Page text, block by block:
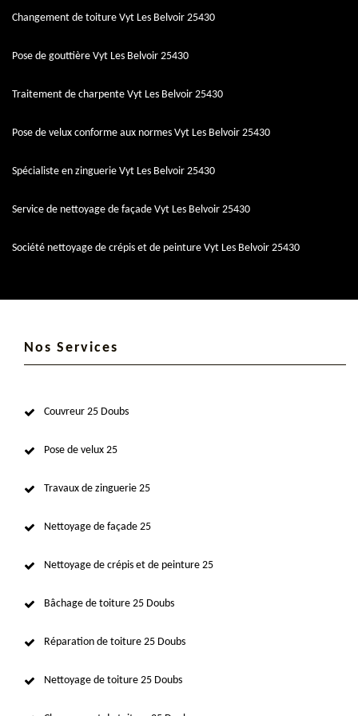
Changement de toiture Vyt Les Belvoir 25430
Pose de gouttière Vyt Les Belvoir 25430
Traitement de charpente Vyt Les Belvoir 25430
Pose de velux conforme aux normes Vyt Les Belvoir 25430
Spécialiste en zinguerie Vyt Les Belvoir 25430
Service de nettoyage de façade Vyt Les Belvoir 25430
Société nettoyage de crépis et de peinture Vyt Les Belvoir 25430
Nos Services
Couvreur 25 Doubs
Pose de velux 25
Travaux de zinguerie 25
Nettoyage de façade 25
Nettoyage de crépis et de peinture 25
Bâchage de toiture 25 Doubs
Réparation de toiture 25 Doubs
Nettoyage de toiture 25 Doubs